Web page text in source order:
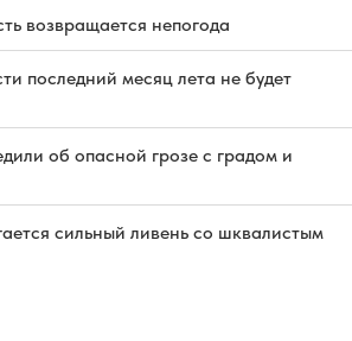
возвращается непогода
последний месяц лета не будет
об опасной грозе с градом и
сильный ливень со шквалистым